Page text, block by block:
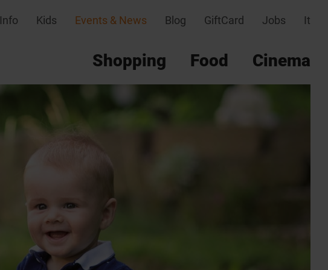
Info Kids Events & News Blog GiftCard Jobs It
Shopping Food Cinema